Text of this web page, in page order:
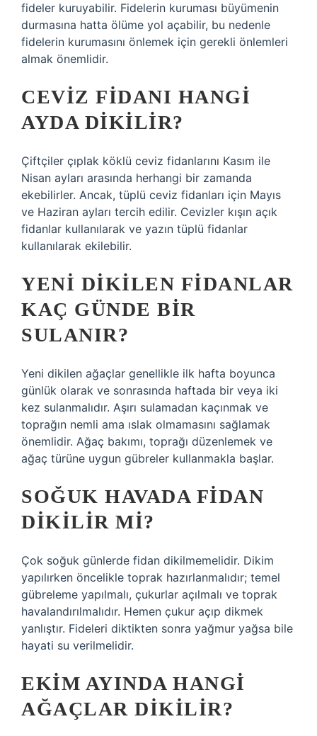
fideler kuruyabilir. Fidelerin kuruması büyümenin
durmasına hatta ölüme yol açabilir, bu nedenle
fidelerin kurumasını önlemek için gerekli önlemleri
almak önemlidir.
CEVIZ FIDANI HANGI
AYDA DIKILIR?
Çiftçiler çıplak köklü ceviz fidanlarını Kasım ile
Nisan ayları arasında herhangi bir zamanda
ekebilirler. Ancak, tüplü ceviz fidanları için Mayıs
ve Haziran ayları tercih edilir. Cevizler kışın açık
fidanlar kullanılarak ve yazın tüplü fidanlar
kullanılarak ekilebilir.
YENI DIKILEN FIDANLAR
KAÇ GÜNDE BIR
SULANIR?
Yeni dikilen ağaçlar genellikle ilk hafta boyunca
günlük olarak ve sonrasında haftada bir veya iki
kez sulanmalıdır. Aşırı sulamadan kaçınmak ve
toprağın nemli ama ıslak olmamasını sağlamak
önemlidir. Ağaç bakımı, toprağı düzenlemek ve
ağaç türüne uygun gübreler kullanmakla başlar.
SOĞUK HAVADA FIDAN
DIKILIR MI?
Çok soğuk günlerde fidan dikilmemelidir. Dikim
yapılırken öncelikle toprak hazırlanmalıdır; temel
gübreleme yapılmalı, çukurlar açılmalı ve toprak
havalandırılmalıdır. Hemen çukur açıp dikmek
yanlıştır. Fideleri diktikten sonra yağmur yağsa bile
hayati su verilmelidir.
EKIM AYINDA HANGI
AĞAÇLAR DIKILIR?